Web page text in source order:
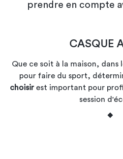
prendre en compte
CASQUE
Que ce soit à la maison, dans
pour faire du sport,
choisirest important pour
session